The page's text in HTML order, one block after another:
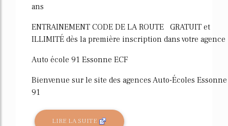
ans
ENTRAINEMENT CODE DE LA ROUTE GRATUIT et
ILLIMITÉ dès la première inscription dans votre agence
Auto école 91 Essonne ECF
Bienvenue sur le site des agences Auto-Écoles Essonne
91
LIRE LA SUITE